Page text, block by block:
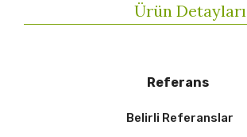
Ürün Detayları
Referans
Belirli Referanslar